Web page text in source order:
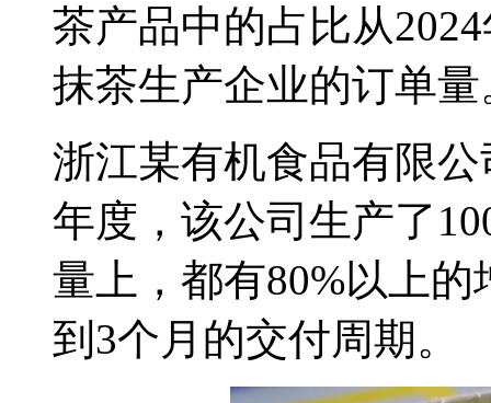
茶产品中的占比从
抹茶生产企业的订单量
浙江某有机食品有限
年度，该公司生产了
量上，都有80%以上
到3个月的交付周期。